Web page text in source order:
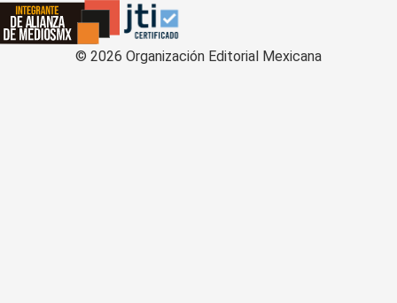
© 2026 Organización Editorial Mexicana